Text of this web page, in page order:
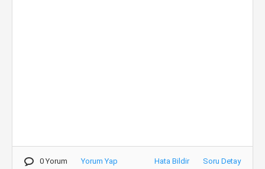
0 Yorum Yorum Yap Hata Bildir Soru Detay